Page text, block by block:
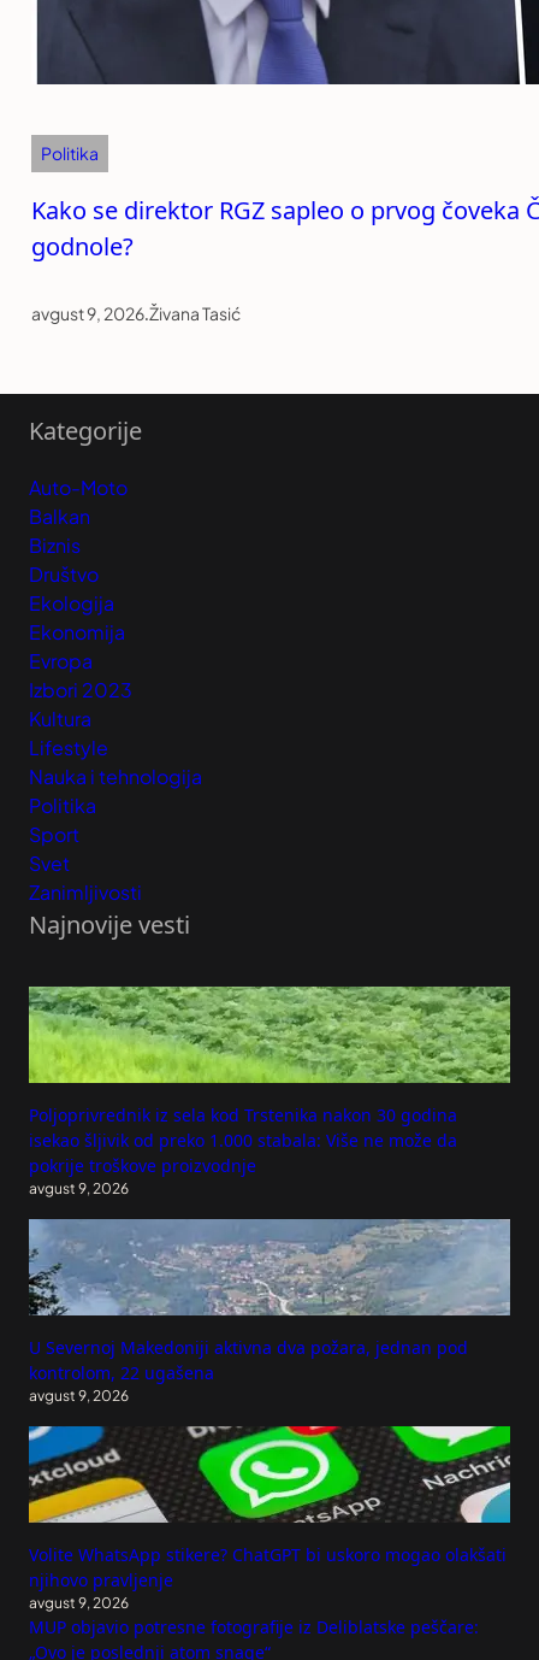
Politika
Kako se direktor RGZ sapleo o prvog čoveka
godnole?
avgust 9, 2026.Živana Tasić
Kategorije
Auto-Moto
Balkan
Biznis
Društvo
Ekologija
Ekonomija
Evropa
Izbori 2023
Kultura
Lifestyle
Nauka i tehnologija
Politika
Sport
Svet
Zanimljivosti
Najnovije vesti
Poljoprivrednik iz sela kod Trstenika nakon 30 godina
isekao šljivik od preko 1.000 stabala: Više ne može da
pokrije troškove proizvodnje
avgust 9, 2026
U Severnoj Makedoniji aktivna dva požara, jednan pod
kontrolom, 22 ugašena
avgust 9, 2026
Volite WhatsApp stikere? ChatGPT bi uskoro mogao olakšati
njihovo pravljenje
avgust 9, 2026
MUP objavio potresne fotografije iz Deliblatske peščare:
„Ovo je poslednji atom snage“